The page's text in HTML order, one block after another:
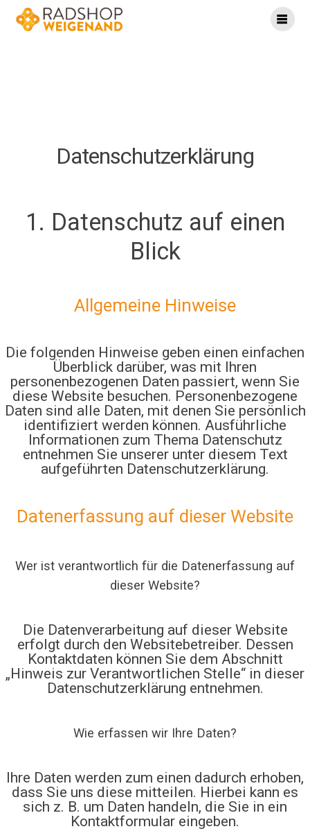
Datenschutz­erklärung
1. Datenschutz auf einen
Blick
Allgemeine Hinweise
Die folgenden Hinweise geben einen einfachen
Überblick darüber, was mit Ihren
personenbezogenen Daten passiert, wenn Sie
diese Website besuchen. Personenbezogene
Daten sind alle Daten, mit denen Sie persönlich
identifiziert werden können. Ausführliche
Informationen zum Thema Datenschutz
entnehmen Sie unserer unter diesem Text
aufgeführten Datenschutzerklärung.
Datenerfassung auf dieser Website
Wer ist verantwortlich für die Datenerfassung auf
dieser Website?
Die Datenverarbeitung auf dieser Website
erfolgt durch den Websitebetreiber. Dessen
Kontaktdaten können Sie dem Abschnitt
„Hinweis zur Verantwortlichen Stelle“ in dieser
Datenschutzerklärung entnehmen.
Wie erfassen wir Ihre Daten?
Ihre Daten werden zum einen dadurch erhoben,
dass Sie uns diese mitteilen. Hierbei kann es
sich z. B. um Daten handeln, die Sie in ein
Kontaktformular eingeben.